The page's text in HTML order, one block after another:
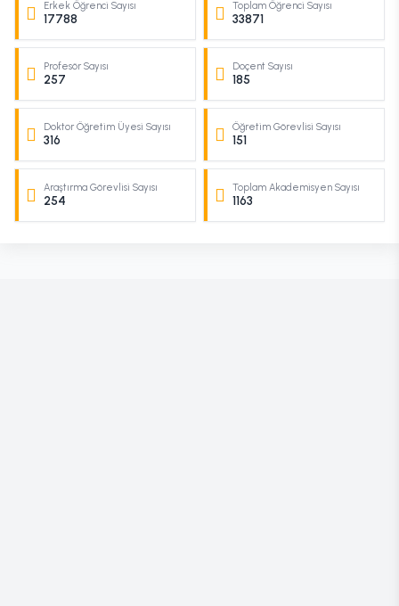
Erkek Öğrenci Sayısı
17788
Toplam Öğrenci Sayısı
33871
Profesör Sayısı
257
Doçent Sayısı
185
Doktor Öğretim Üyesi Sayısı
316
Öğretim Görevlisi Sayısı
151
Araştırma Görevlisi Sayısı
254
Toplam Akademisyen Sayısı
1163